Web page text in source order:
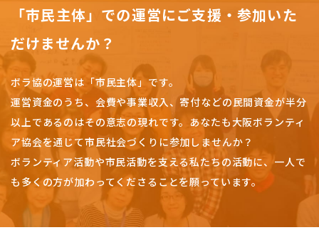
「市民主体」での運営にご支援・参加いた
だけませんか？
ボラ協の運営は「市民主体」です。
運営資金のうち、会費や事業収入、寄付などの民間資金が半分
以上であるのはその意志の現れです。 あなたも大阪ボランティ
ア協会を通じて市民社会づくりに参加しませんか？
ボランティア活動や市民活動を支える私たちの活動に、一人で
も多くの方が加わってくださることを願っています。